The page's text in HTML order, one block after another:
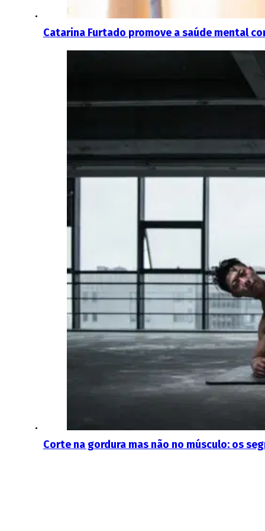
Catarina Furtado promove a saúde mental
Corte na gordura mas não no músculo: os